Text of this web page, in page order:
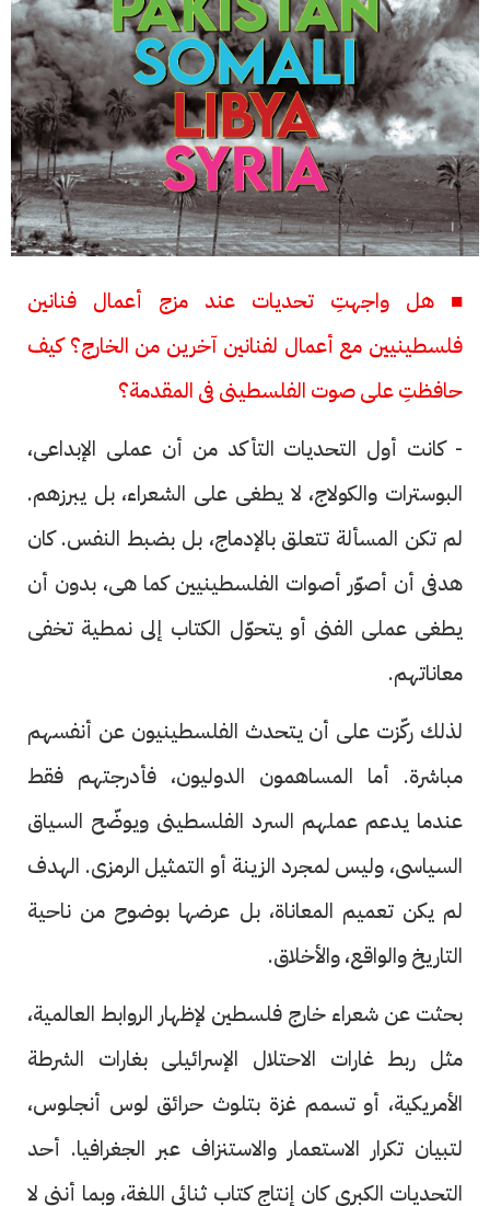
■ هل واجهتِ تحديات عند مزج أعمال فنانين
فلسطينيين مع أعمال لفنانين آخرين من الخارج؟ كيف
حافظتِ على صوت الفلسطينى فى المقدمة؟
- كانت أول التحديات التأكد من أن عملى الإبداعى،
البوسترات والكولاج، لا يطغى على الشعراء، بل يبرزهم.
لم تكن المسألة تتعلق بالإدماج، بل بضبط النفس. كان
هدفى أن أصوّر أصوات الفلسطينيين كما هى، بدون أن
يطغى عملى الفنى أو يتحوّل الكتاب إلى نمطية تخفى
معاناتهم.
لذلك ركّزت على أن يتحدث الفلسطينيون عن أنفسهم
مباشرة. أما المساهمون الدوليون، فأدرجتهم فقط
عندما يدعم عملهم السرد الفلسطينى ويوضّح السياق
السياسى، وليس لمجرد الزينة أو التمثيل الرمزى. الهدف
لم يكن تعميم المعاناة، بل عرضها بوضوح من ناحية
التاريخ والواقع، والأخلاق.
بحثت عن شعراء خارج فلسطين لإظهار الروابط العالمية،
مثل ربط غارات الاحتلال الإسرائيلى بغارات الشرطة
الأمريكية، أو تسمم غزة بتلوث حرائق لوس أنجلوس،
لتبيان تكرار الاستعمار والاستنزاف عبر الجغرافيا. أحد
التحديات الكبرى كان إنتاج كتاب ثنائى اللغة، وبما أننى لا